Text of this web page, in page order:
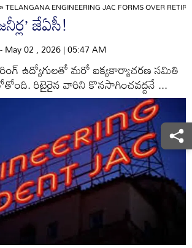
»TELANGANA ENGINEERING JAC FORMS OVER
జేఏసీ!
May 02 , 2026 | 05:47 AM
ఉద్యోగులతో మరో ఐక్యకార్యాచరణ సమితి
రిటైరైన వారిని కొనసాగించవద్దనే ...